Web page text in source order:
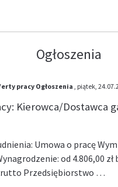
Ogłoszenia
pracyOgłoszenia , piątek,
Kierowca/Dostawca
Umowa o pracę
od 4.806,00
Przedsiębiorstwo …